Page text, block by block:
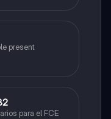
present
para el FCE